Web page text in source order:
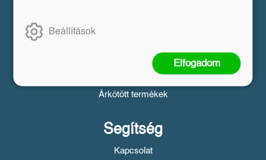
Tájékoztató a Simple fizetésről
Adatvédelem
Árkötött termékek
Segítség
Kapcsolat
Beállítások
Elfogadom